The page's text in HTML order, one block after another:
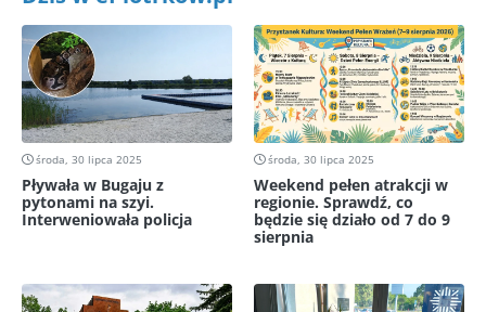
środa, 30 lipca 2025
Pływała w Bugaju z
pytonami na szyi.
Interweniowała policja
środa, 30 lipca 2025
Weekend pełen atrakcji w
regionie. Sprawdź, co
będzie się działo od 7 do 9
sierpnia